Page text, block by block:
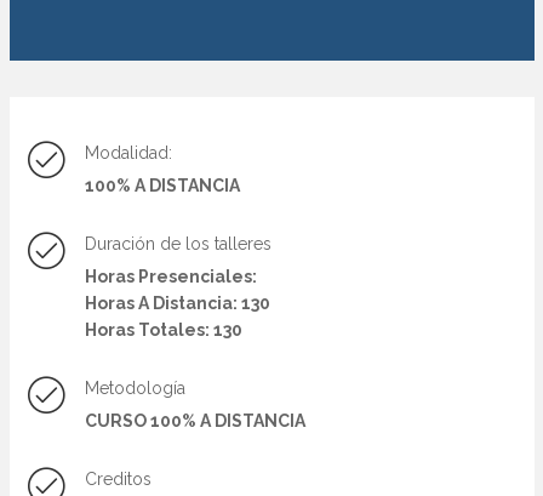
Modalidad:
100% A DISTANCIA
Duración de los talleres
Horas Presenciales:
Horas A Distancia: 130
Horas Totales: 130
Metodología
CURSO 100% A DISTANCIA
Creditos